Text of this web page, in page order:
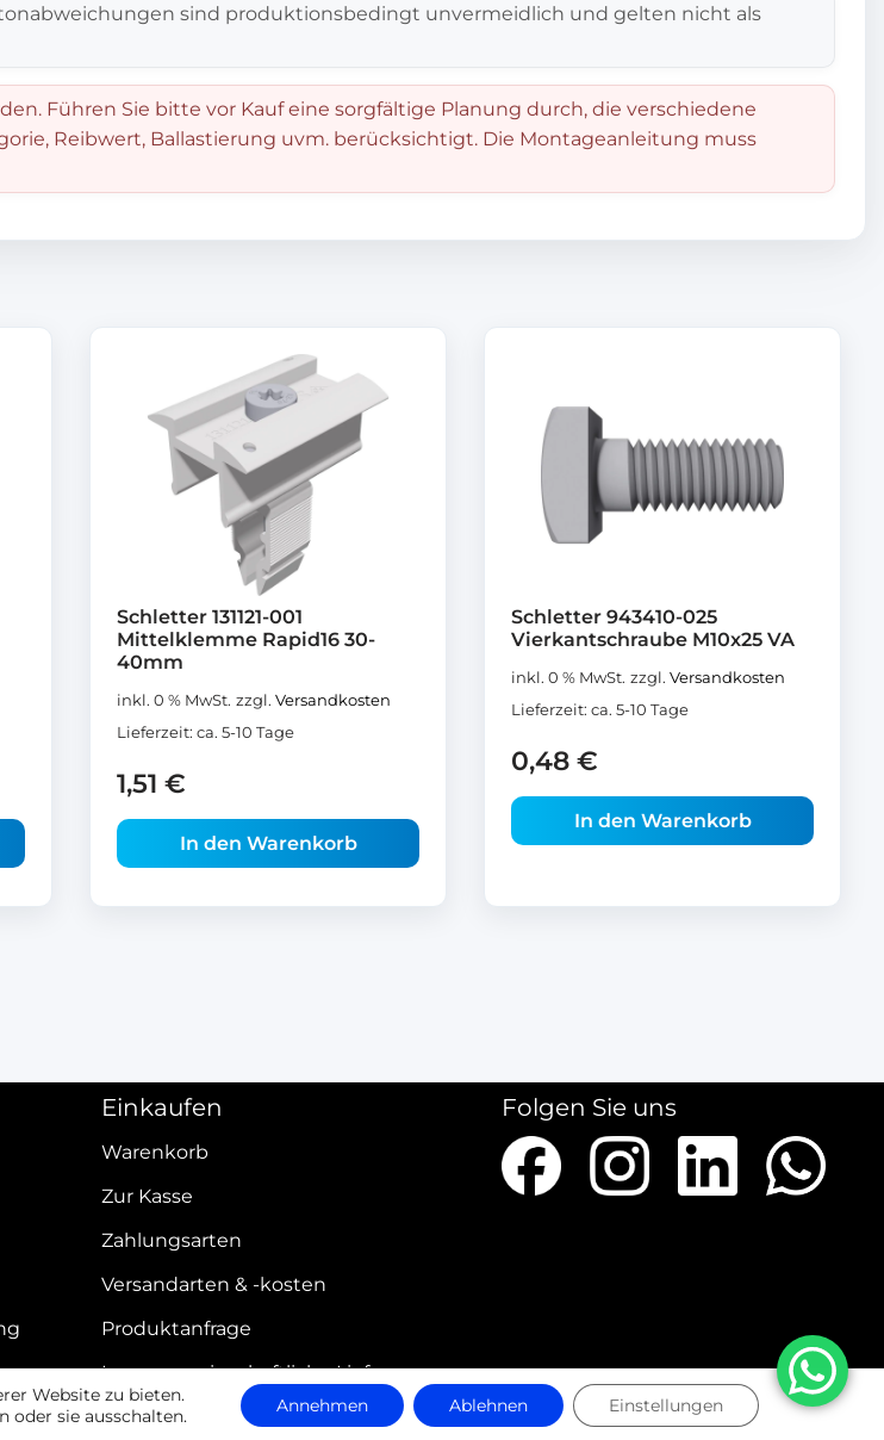
sind produktionsbedingt unvermeidlich und gelten nicht als
Führen Sie bitte vor Kauf eine sorgfältige Planung durch, die verschiedene
Reibwert, Ballastierung uvm. berücksichtigt. Die Montageanleitung muss
Schletter 131121-001
Mittelklemme Rapid16 30-
40mm
inkl. 0 % MwSt. zzgl. Versandkosten
Lieferzeit: ca. 5-10 Tage
1,51 €
In den Warenkorb
Schletter 943410-025
Vierkantschraube M10x25 VA
inkl. 0 % MwSt. zzgl. Versandkosten
Lieferzeit: ca. 5-10 Tage
0,48 €
In den Warenkorb
Einkaufen
Warenkorb
Zur Kasse
Zahlungsarten
Versandarten & -kosten
Produktanfrage
Innergemeinschaftliche Lieferungen
Folgen Sie uns
Website zu bieten.
oder sie ausschalten. Annehmen Ablehnen Einstellungen